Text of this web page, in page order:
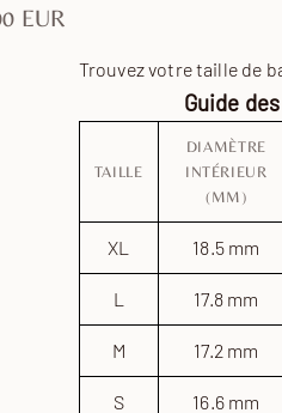
vente
EUR
Trouvez votre taille de
Guide
TAILLE
DIAMÈTRE
INTÉRIEUR
(MM)
XL 18.5 mm
L 17.8 mm
M 17.2 mm
S 16.6 mm